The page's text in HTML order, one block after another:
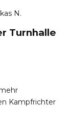
N.
Turnhalle
Kampfrichter